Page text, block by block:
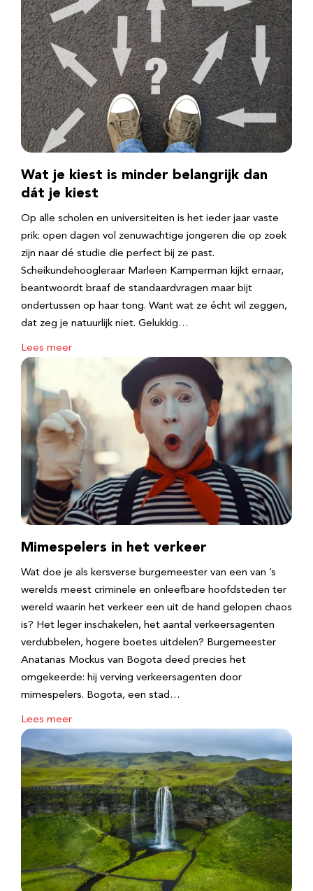
Wat je kiest is minder belangrijk dan
dát je kiest
Op alle scholen en universiteiten is het ieder jaar vaste
prik: open dagen vol zenuwachtige jongeren die op zoek
zijn naar dé studie die perfect bij ze past.
Scheikundehoogleraar Marleen Kamperman kijkt ernaar,
beantwoordt braaf de standaardvragen maar bijt
ondertussen op haar tong. Want wat ze écht wil zeggen,
dat zeg je natuurlijk niet. Gelukkig…
Lees meer
Mimespelers in het verkeer
Wat doe je als kersverse burgemeester van een van ’s
werelds meest criminele en onleefbare hoofdsteden ter
wereld waarin het verkeer een uit de hand gelopen chaos
is? Het leger inschakelen, het aantal verkeersagenten
verdubbelen, hogere boetes uitdelen? Burgemeester
Anatanas Mockus van Bogota deed precies het
omgekeerde: hij verving verkeersagenten door
mimespelers. Bogota, een stad…
Lees meer